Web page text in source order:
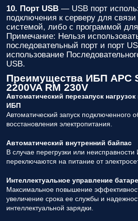
10. Порт USB — USB порт
подключения к серверу для
системой, либо с программой
Примечание: Нельзя
последовательный порт и порт
использование
USB.
Преимущества ИБП APC
2200VA RM 230V
Автоматический перезапуск
ИБП
Автоматический запуск подключенного
восстановления электропитания.
Автоматический внутренний байпас
В случае перегрузки или неисправности
переключаются на питание от
Интеллектуальное управление
Максимальное повышение
увеличение срока ее службы и
интеллектуальной зарядки.